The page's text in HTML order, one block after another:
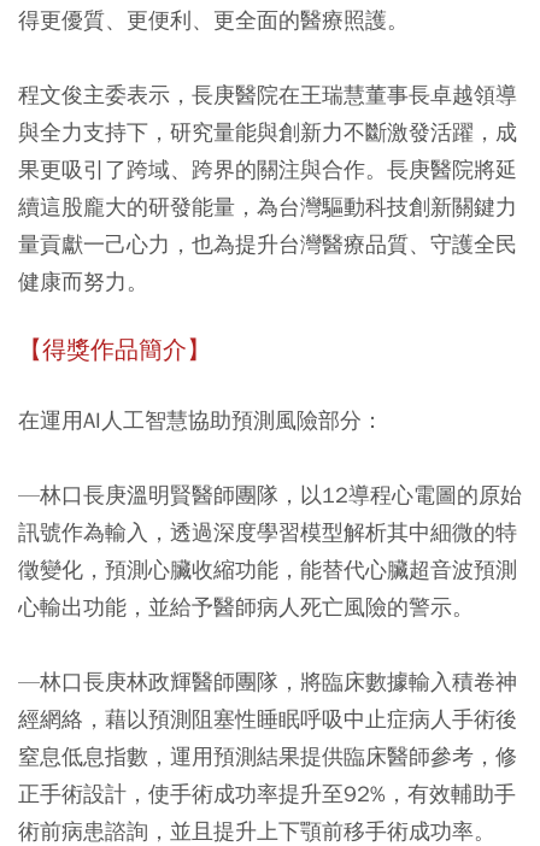
得更優質、更便利、更全面的醫療照護。
程文俊主委表示，長庚醫院在王瑞慧董事長卓越領導
與全力支持下，研究量能與創新力不斷激發活躍，成
果更吸引了跨域、跨界的關注與合作。長庚醫院將延
續這股龐大的研發能量，為台灣驅動科技創新關鍵力
量貢獻一己心力，也為提升台灣醫療品質、守護全民
健康而努力。
【得獎作品簡介】
在運用AI人工智慧協助預測風險部分：
—林口長庚溫明賢醫師團隊，以12導程心電圖的原始
訊號作為輸入，透過深度學習模型解析其中細微的特
徵變化，預測心臟收縮功能，能替代心臟超音波預測
心輸出功能，並給予醫師病人死亡風險的警示。
—林口長庚林政輝醫師團隊，將臨床數據輸入積卷神
經網絡，藉以預測阻塞性睡眠呼吸中止症病人手術後
窒息低息指數，運用預測結果提供臨床醫師參考，修
正手術設計，使手術成功率提升至92%，有效輔助手
術前病患諮詢，並且提升上下顎前移手術成功率。